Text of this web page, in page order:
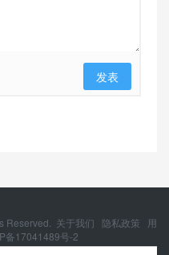
发表
Reserved. 关于我们 隐私政策
用
备17041489号-2